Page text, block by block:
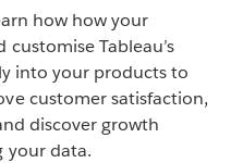
how how your
Tableau’s
into your products to
customer satisfaction,
discover growth
your data.